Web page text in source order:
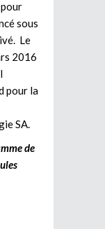
sous
Le
2016
pour la
SA.
de